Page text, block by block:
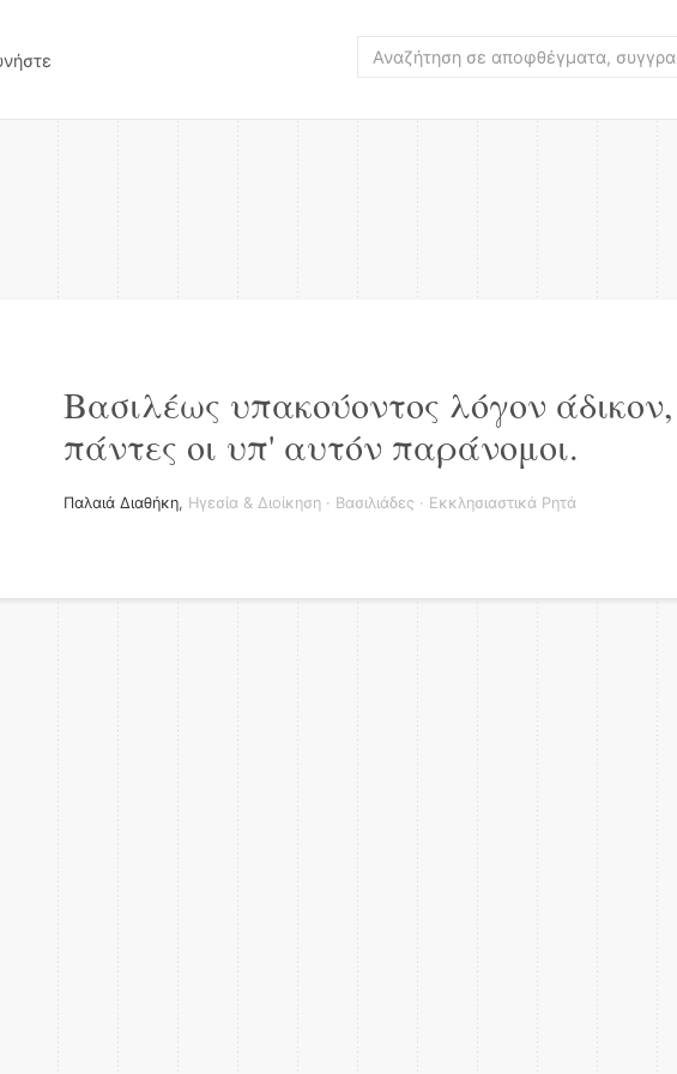
Βασιλέως υπακούοντος λόγον άδικον,
πάντες οι υπ' αυτόν παράνομοι.
Παλαιά Διαθήκη, Ηγεσία & Διοίκηση · Βασιλιάδες · Εκκλησιαστικά Ρητά